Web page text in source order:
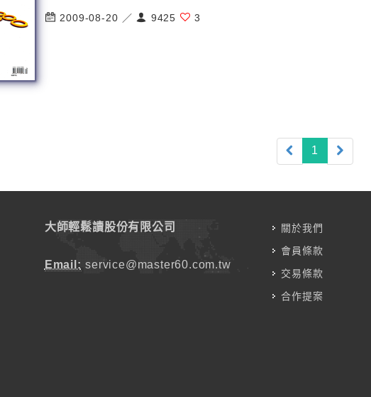
2009-08-20 ／ 9425 3
1 (current)
大師輕鬆讀股份有限公司
Email: service@master60.com.tw
關於我們
會員條款
交易條款
合作提案